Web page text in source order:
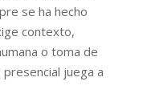
se ha hecho
contexto,
o toma de
juega a